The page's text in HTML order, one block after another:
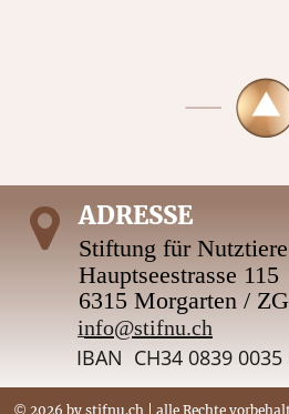
© 2026 by stifnu.ch | alle Rechte
ADRESSE
Stiftung für Nutztiere
Hauptseestrasse 115
6315 Morgarten / ZG
info@stifnu.ch
IBAN  CH34 0839